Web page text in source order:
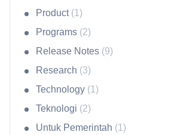
Product (1)
Programs (2)
Release Notes (9)
Research (3)
Technology (1)
Teknologi (2)
Untuk Pemerintah (1)